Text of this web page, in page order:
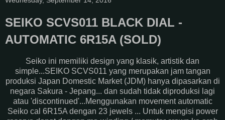
SEIKO SCVS011 BLACK DIAL -
AUTOMATIC 6R15A (SOLD)
Seiko ini memiliki design yang klasik, artistik dan
simple...SEIKO SCVS011 yang merupakan jam tangan
produksi Japan Domestic Market (JDM) hanya dipasarkan di
negara Sakura - Jepang... dan sudah tidak diproduksi lagi
atau 'discontinued'...Menggunakan movement automatic
Seiko cal 6R15A dengan 23 jewels ... Untuk mengisi power